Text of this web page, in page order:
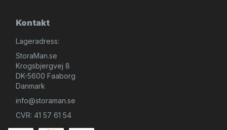
Kontakt
Lageradress:
StoraMan.se
Krogsbjergvej 8
DK-5600 Faaborg
Danmark
info@storaman.se
CVR: 41 57 61 54